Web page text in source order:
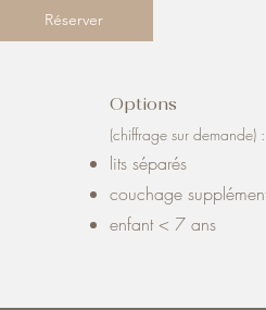
Réserver
Options
(chiffrage sur demande) :
lits séparés
couchage
enfant < 7 ans